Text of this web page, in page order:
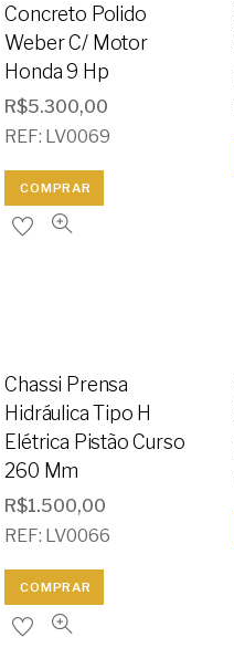
Concreto Polido
Weber C/ Motor
Honda 9 Hp
R$5.300,00
REF: LV0069
COMPRAR
Chassi Prensa
Hidráulica Tipo H
Elétrica Pistão Curso
260 Mm
R$1.500,00
REF: LV0066
COMPRAR